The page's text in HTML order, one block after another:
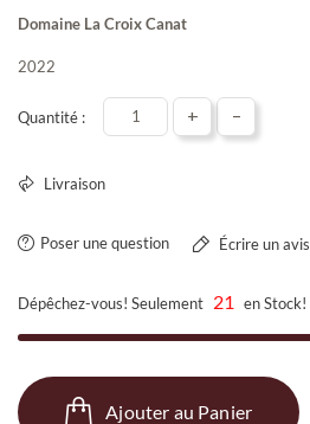
Domaine La Croix Canat
2022
Quantité : + -
Livraison
Poser une question Écrire un avis
Dépêchez-vous! Seulement 21 en Stock!
Ajouter au Panier